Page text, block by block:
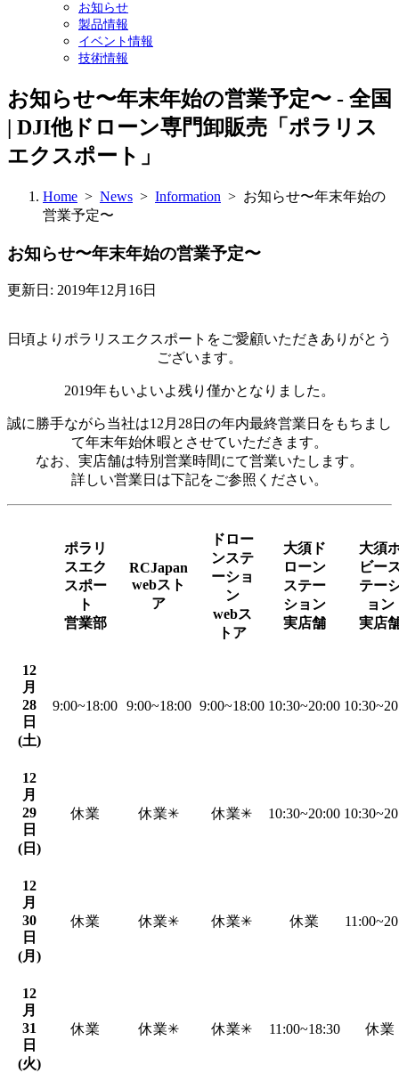
お知らせ
製品情報
イベント情報
技術情報
お知らせ〜年末年始の営業予定〜 - 全国
| DJI他ドローン専門卸販売「ポラリス
エクスポート」
Home > News > Information > お知らせ〜年末年始の
営業予定〜
お知らせ〜年末年始の営業予定〜
更新日: 2019年12月16日
日頃よりポラリスエクスポートをご愛顧いただきありがとう
ございます。
2019年もいよいよ残り僅かとなりました。
誠に勝手ながら当社は12月28日の年内最終営業日をもちまし
て年末年始休暇とさせていただきます。
なお、実店舗は特別営業時間にて営業いたします。
詳しい営業日は下記をご参照ください。
ポラリ
スエク
スポー
ト
営業部
RCJapan
webスト
ア
ドロー
ンステ
ーショ
ン
webス
トア
大須ド
ローン
ステー
ション
実店舗
大須
ビー
テー
ョン
実店
12
月
28
日
(土)
9:00~18:00 9:00~18:00 9:00~18:00 10:30~20:00
12
月
29
日
(日)
休業 休業✳︎ 休業✳︎ 10:30~20:00
12
月
30
日
(月)
休業 休業✳︎ 休業✳︎ 休業
12
月
31
日
(火)
休業 休業✳︎ 休業✳︎ 11:00~18:30 休業